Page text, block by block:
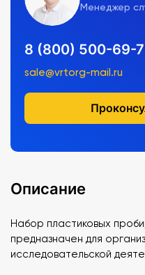
Менеджер
8 (800) 500-69-
sale@vrtorg-mail.ru
Описание
Набор пластиковых
предназначен для
исследовательской